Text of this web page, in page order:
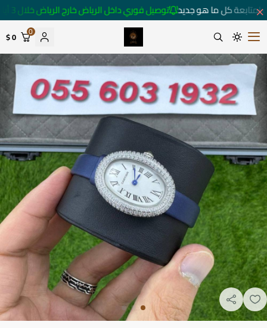
كل ما هو جديد توصيل فوري داخل الرياض خارج الرياض خلال 3 أيام 🚚
متجر ساعات رومانس
0
0 $